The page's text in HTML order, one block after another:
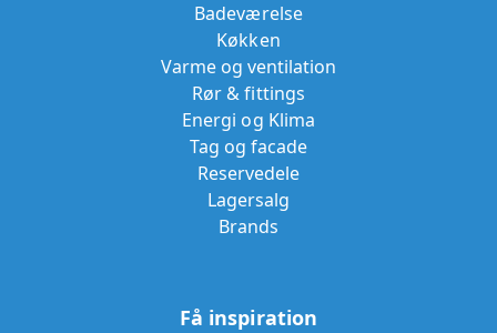
Badeværelse
Køkken
Varme og ventilation
Rør & fittings
Energi og Klima
Tag og facade
Reservedele
Lagersalg
Brands
Få inspiration